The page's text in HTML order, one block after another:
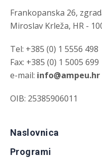
Frankopanska 26,
Miroslav Krleža, HR -
Tel: +385 (0) 1 5556 498
Fax: +385 (0) 1 5005 699
e-mail: info@ampeu.hr
OIB: 25385906011
Naslovnica
Programi